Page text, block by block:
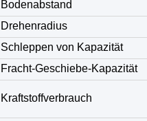
Bodenabstand
Drehenradius
Schleppen von Kapazität
Fracht-Geschiebe-Kapazität
Kraftstoffverbrauch